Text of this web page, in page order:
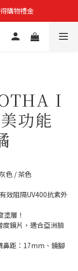
購物禮金
購物禮金
滿20000折2500
I
功能
色 / 茶色
效阻隔UV400抗紫外
層！
鏡片，適合亞洲臉
距：17mm、鏡腳